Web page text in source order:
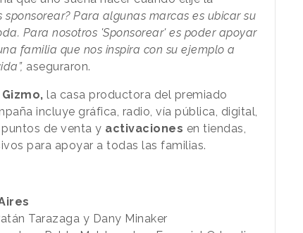
sponsorear? Para algunas marcas es ubicar su
Para nosotros 'Sponsorear' es poder apoyar
familia que nos inspira con su ejemplo a
aseguraron.
Gizmo, la casa productora del premiado
incluye gráfica, radio, vía pública, digital,
de venta y activaciones en tiendas,
para apoyar a todas las familias.
Tarazaga y Dany Minaker